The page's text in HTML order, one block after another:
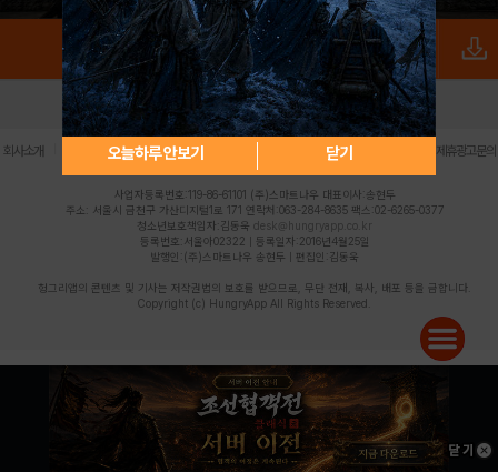
오늘하루 안보기 닫기
로그인 PC버전 전체앱
회사소개 | 개인정보 처리방침 불법촬영물 신고센터 제휴광고문의
사업자등록번호:119-86-61101 (주)스마트나우 대표이사:송현두
주소: 서울시 금천구 가산디지털1로 171 연락처:063-284-8635 팩스:02-6265-0377
청소년보호책임자:김동욱 desk@hungryapp.co.kr
등록번호:서울아02322 | 등록일자:2016년4월25일
발행인:(주)스마트나우 송현두 | 편집인:김동욱
헝그리앱의 콘텐츠 및 기사는 저작권법의 보호를 받으므로, 무단 전재, 복사, 배포 등을 금합니다.
Copyright (c) HungryApp All Rights Reserved.